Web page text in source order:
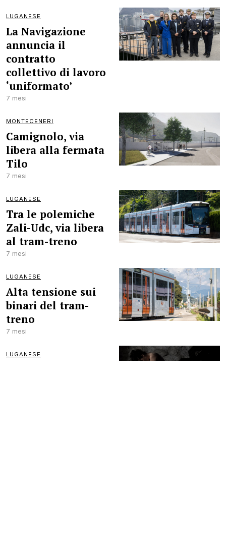
LUGANESE
La Navigazione
annuncia il
contratto
collettivo di lavoro
‘uniformato’
7 mesi
MONTECENERI
Camignolo, via
libera alla fermata
Tilo
7 mesi
LUGANESE
Tra le polemiche
Zali-Udc, via libera
al tram-treno
7 mesi
LUGANESE
Alta tensione sui
binari del tram-
treno
7 mesi
LUGANESE